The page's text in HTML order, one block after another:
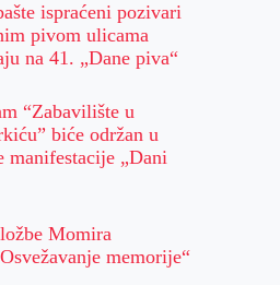
ispraćeni pozivari
pivom ulicama
na 41. „Dane piva“
“Zabavilište u
biće održan u
manifestacije „Dani
Momira
memorije“